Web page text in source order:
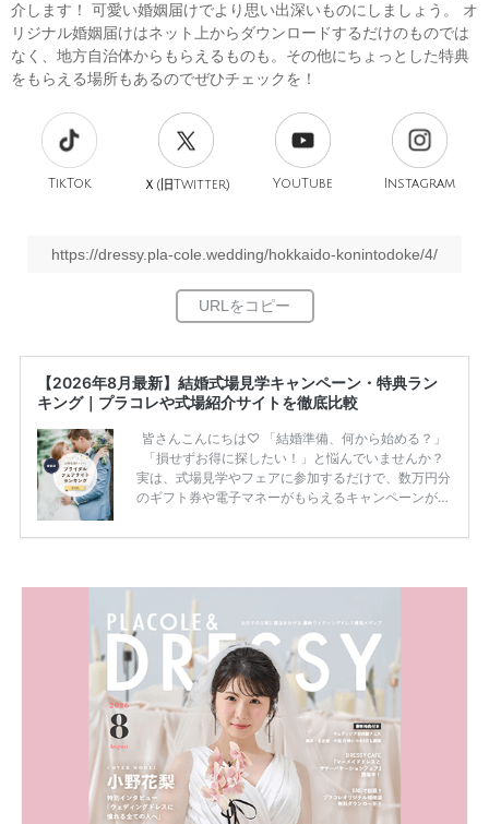
介します！ 可愛い婚姻届けでより思い出深いものにしましょう。 オ
リジナル婚姻届けはネット上からダウンロードするだけのものでは
なく、地方自治体からもらえるものも。その他にちょっとした特典
をもらえる場所もあるのでぜひチェックを！
TikTok Ｘ(旧Twitter) YouTube Instagram
https://dressy.pla-cole.wedding/hokkaido-konintodoke/4/
【2026年8月最新】結婚式場見学キャンペーン・特典ラン
キング｜プラコレや式場紹介サイトを徹底比較
皆さんこんにちは♡ 「結婚準備、何から始める？」
「損せずお得に探したい！」と悩んでいませんか？
実は、式場見学やフェアに参加するだけで、数万円分
のギフト券や電子マネーがもらえるキャンペーンがあ
ため、比較せずに選ぶと損をしてしまうことも……。
内容：特典金額・条件・応募方法・注意点 「どこが
一番お得？」「プラコレの特典は？」といった疑問も
解決します。 まずは診断で候補を絞れる「ウェディ
ング診断」か、体験型 […]
続きを読む